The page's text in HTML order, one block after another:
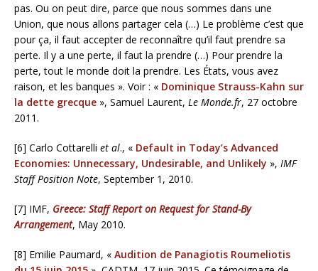
pas. Ou on peut dire, parce que nous sommes dans une
Union, que nous allons partager cela (…) Le problème c’est que
pour ça, il faut accepter de reconnaître qu’il faut prendre sa
perte. Il y a une perte, il faut la prendre (…) Pour prendre la
perte, tout le monde doit la prendre. Les États, vous avez
raison, et les banques ». Voir : « Dominique Strauss-Kahn sur
la dette grecque », Samuel Laurent, Le Monde.fr, 27 octobre
2011.
[6] Carlo Cottarelli et al., « Default in Today’s Advanced
Economies: Unnecessary, Undesirable, and Unlikely », IMF
Staff Position Note, September 1, 2010.
[7] IMF, Greece: Staff Report on Request for Stand-By
Arrangement, May 2010.
[8] Emilie Paumard, « Audition de Panagiotis Roumeliotis